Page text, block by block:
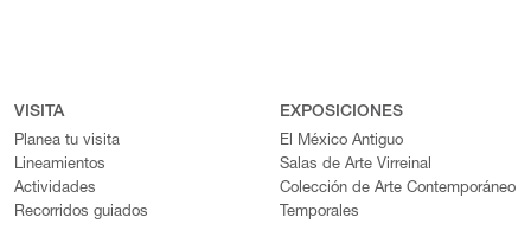
VISITA
Planea tu visita
Lineamientos
Actividades
Recorridos guiados
EXPOSICIONES
El México Antiguo
Salas de Arte Virreinal
Colección de Arte Contemporáneo
Temporales